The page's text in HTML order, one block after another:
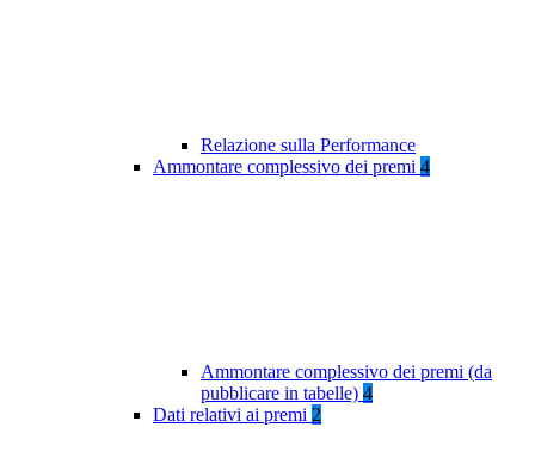
Relazione sulla Performance
Ammontare complessivo dei premi 4
Ammontare complessivo dei premi (da
pubblicare in tabelle) 4
Dati relativi ai premi 2